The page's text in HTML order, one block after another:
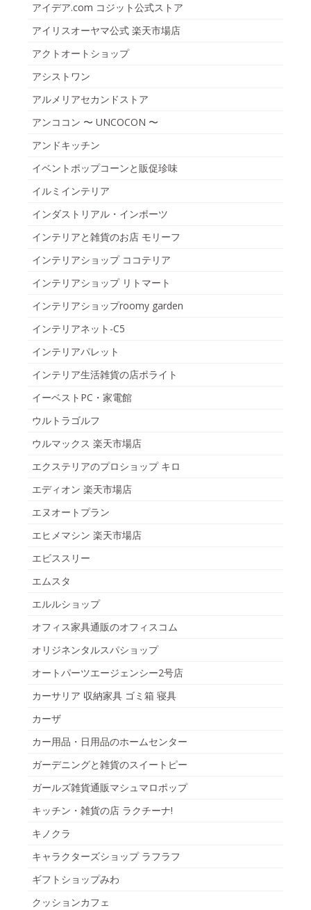
アイデア.com コジット公式ストア
アイリスオーヤマ公式 楽天市場店
アクトオートショップ
アシストワン
アルメリアセカンドストア
アンココン 〜 UNCOCON 〜
アンドキッチン
イベントポップコーンと販促珍味
イルミインテリア
インダストリアル・インポーツ
インテリアと雑貨のお店 モリーフ
インテリアショップ ココテリア
インテリアショップ リトマート
インテリアショップroomy garden
インテリアネット-C5
インテリアパレット
インテリア生活雑貨の店ポライト
イーベストPC・家電館
ウルトラゴルフ
ウルマックス 楽天市場店
エクステリアのプロショップ キロ
エディオン 楽天市場店
エヌオートプラン
エヒメマシン 楽天市場店
エビススリー
エムスタ
エルルショップ
オフィス家具通販のオフィスコム
オリジネンタルスパショップ
オートパーツエージェンシー2号店
カーサリア 収納家具 ゴミ箱 寝具
カーザ
カー用品・日用品のホームセンター
ガーデニングと雑貨のスイートピー
ガールズ雑貨通販マシュマロポップ
キッチン・雑貨の店 ラクチーナ!
キノクラ
キャラクターズショップ ラフラフ
ギフトショップみわ
クッションカフェ